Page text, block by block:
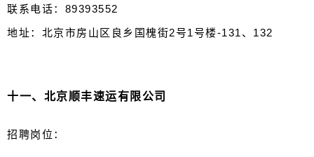
联系电话：89393552
地址：北京市房山区良乡国槐街2号1号楼-131、132
十一、北京顺丰速运有限公司
招聘岗位：